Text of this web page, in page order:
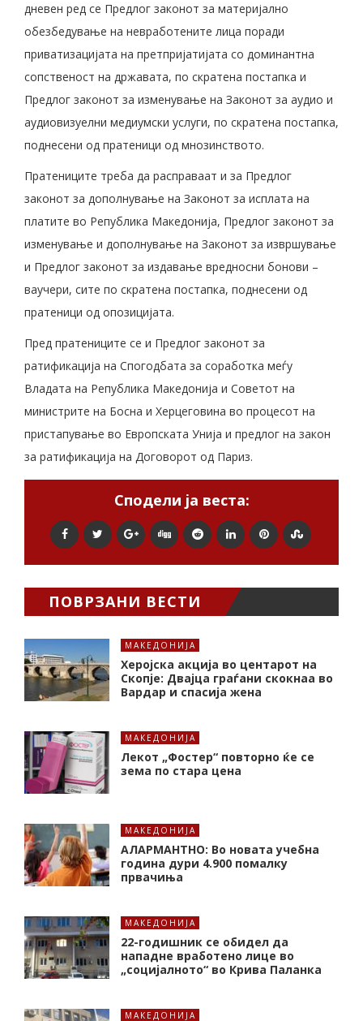
дневен ред се Предлог законот за материјално
обезбедување на невработените лица поради
приватизацијата на претпријатијата со доминантна
сопственост на државата, по скратена постапка и
Предлог законот за изменување на Законот за аудио и
аудиовизуелни медиумски услуги, по скратена постапка,
поднесени од пратеници од мнозинството.
Пратениците треба да расправаат и за Предлог
законот за дополнување на Законот за исплата на
платите во Република Македонија, Предлог законот за
изменување и дополнување на Законот за извршување
и Предлог законот за издавање вредносни бонови –
ваучери, сите по скратена постапка, поднесени од
пратеници од опозицијата.
Пред пратениците се и Предлог законот за
ратификација на Спогодбата за соработка меѓу
Владата на Република Македонија и Советот на
министрите на Босна и Херцеговина во процесот на
пристапување во Европската Унија и предлог на закон
за ратификација на Договорот од Париз.
Сподели ја веста:
ПОВРЗАНИ ВЕСТИ
МАКЕДОНИЈА
Херојска акција во центарот на
Скопје: Двајца граѓани скокнаа во
Вардар и спасија жена
МАКЕДОНИЈА
Лекот „Фостер“ повторно ќе се
зема по стара цена
МАКЕДОНИЈА
АЛАРМАНТНО: Во новата учебна
година дури 4.900 помалку
првачиња
МАКЕДОНИЈА
22-годишник се обидел да
нападне вработено лице во
„социјалното“ во Крива Паланка
МАКЕДОНИЈА